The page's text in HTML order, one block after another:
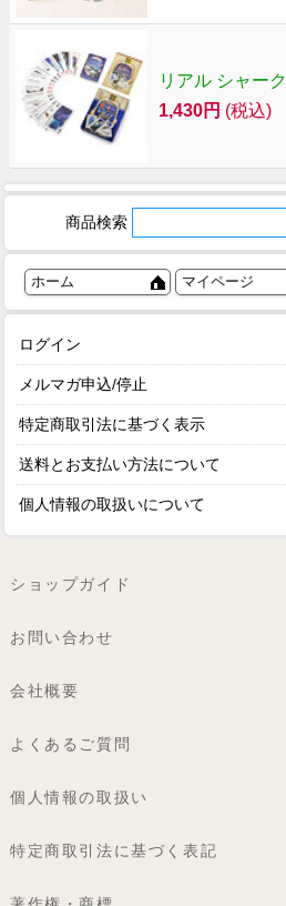
リアル シャー
1,430円 (税込)
商品検索
ホーム マイページ
ログイン
メルマガ申込/停止
特定商取引法に基づく表示
送料とお支払い方法について
個人情報の取扱いについて
ショップガイド
お問い合わせ
会社概要
よくあるご質問
個人情報の取扱い
特定商取引法に基づく表記